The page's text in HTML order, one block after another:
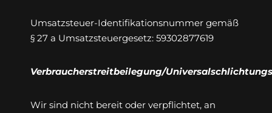
Umsatzsteuer-Identifikationsnummer gemäß
§ 27 a Umsatzsteuergesetz: 59302877619
Verbraucherstreitbeilegung/
Wir sind nicht bereit oder verpflichtet, an